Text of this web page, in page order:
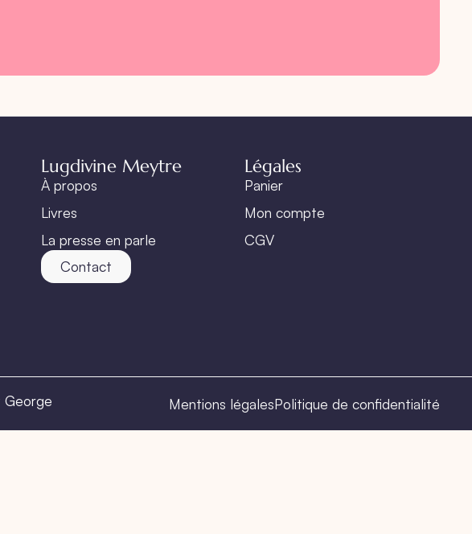
Lugdivine Meytre
À propos
Livres
La presse en parle
Contact
Légales
Panier
Mon compte
CGV
George Mentions légalesPolitique de confidentialité